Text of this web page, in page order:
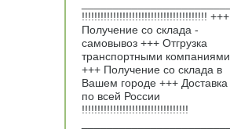
!!!!!!!!!!!!!!!!!!!!!!!!!!!!!!!!!!!!!!!! +++
Получение со склада -
самовывоз +++ Отгрузка
транспортными компаниями
+++ Получение со склада в
Вашем городе +++ Доставка
по всей России
!!!!!!!!!!!!!!!!!!!!!!!!!!!!!!!!!!